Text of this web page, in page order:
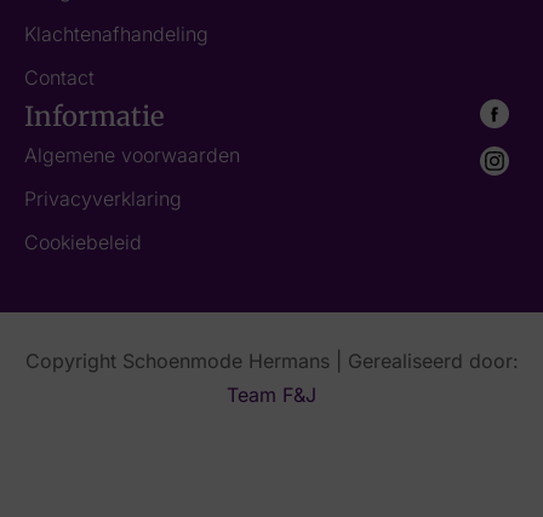
Klachtenafhandeling
Contact
Informatie
Algemene voorwaarden
Privacyverklaring
Cookiebeleid
Copyright Schoenmode Hermans | Gerealiseerd door:
Team F&J